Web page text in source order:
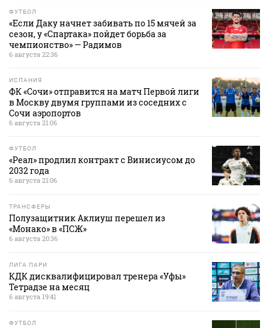
ФУТБОЛ
«Если Даку начнет забивать по 15 мячей за
сезон, у «Спартака» пойдет борьба за
чемпионство» — Радимов
6 августа 22:36
ИСПАНИЯ
ФК «Сочи» отправится на матч Первой лиги
в Москву двумя группами из соседних с
Сочи аэропортов
6 августа 21:06
ФУТБОЛ
«Реал» продлил контракт с Винисиусом до
2032 года
6 августа 21:06
ТРАНСФЕРЫ
Полузащитник Аклиуш перешел из
«Монако» в «ПСЖ»
6 августа 20:36
ЛИГА ПАРИ
КДК дисквалифицировал тренера «Уфы»
Тетрадзе на месяц
6 августа 19:41
ФУТБОЛ